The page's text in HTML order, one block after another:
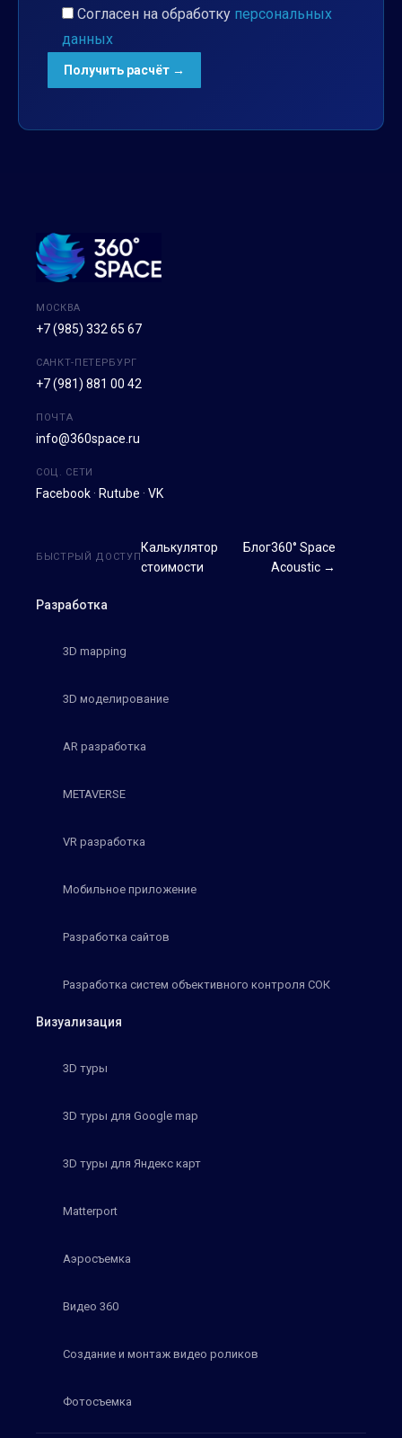
Согласен на обработку персональных
данных
МОСКВА
+7 (985) 332 65 67
САНКТ-ПЕТЕРБУРГ
+7 (981) 881 00 42
ПОЧТА
info@360space.ru
СОЦ. СЕТИ
Facebook · Rutube · VK
Разработка
3D mapping
3D моделирование
AR разработка
METAVERSE
VR разработка
Мобильное приложение
Разработка сайтов
Разработка систем объективного контроля СОК
Визуализация
3D туры
3D туры для Google map
3D туры для Яндекс карт
Matterport
Аэросъемка
Видео 360
Создание и монтаж видео роликов
Фотосъемка
БЫСТРЫЙ ДОСТУП
Калькулятор
стоимости
Блог360° Space
Acoustic →